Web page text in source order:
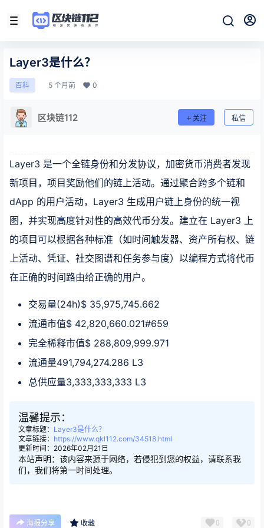
Layer3是什么？
百科 5 个月前 0
区块链112 关注 私信
Layer3 是一个全链身份和分发协议，加密货币消费者发现
新项目，项目奖励他们的链上活动。通过聚合跨多个链和
dApp 的用户活动，Layer3 生成用户链上身份的统一视
图，并实现高度针对性的高效代币分发。建立在 Layer3 上
的项目可以根据各种标准（如时间触发器、资产所有权、链
上活动、凭证、社交图谱和任务参与度）以编程方式将代币
在正确的时间路由给正确的用户。
交易量(24h)$ 35,975,745.662
流通市值$ 42,820,660.021#659
完全稀释市值$ 288,809,999.971
流通量491,794,274.286 L3
总供应量3,333,333,333 L3
温馨提示：
文章标题： Layer3是什么？
文章链接： https://www.qkl112.com/34518.html
更新时间：2026年02月21日
本站声明：该内容来源于网络，若侵犯到您的权益，请联系我
们，我们将第一时间处理。
海报分享 收藏 0 0